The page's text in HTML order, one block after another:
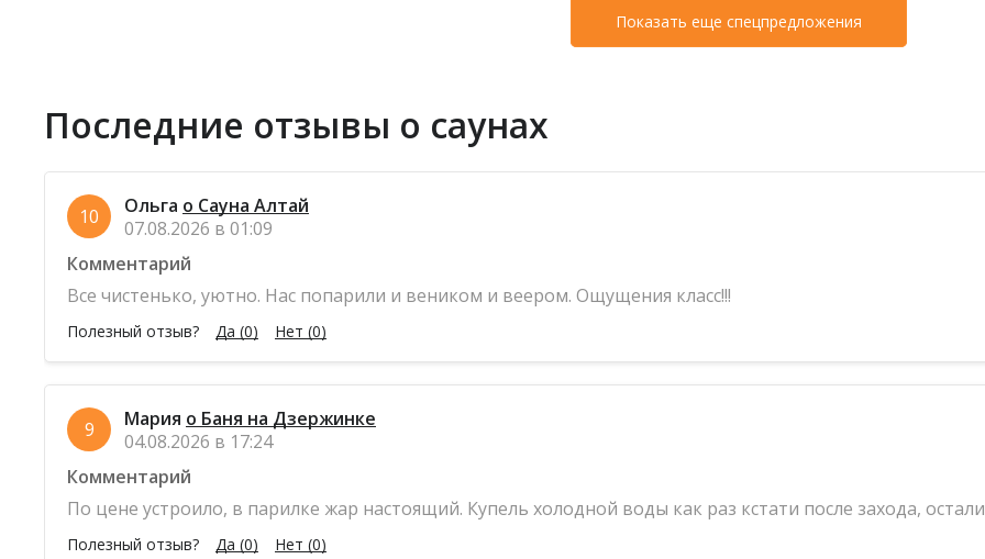
Показать еще спецпредложения
Последние отзывы о саунах
10 Ольга о Сауна Алтай
07.08.2026 в 01:09
Комментарий
Все чистенько, уютно. Нас попарили и веником и веером. Ощущения класс!!!
Полезный отзыв? Да (0) Нет (0)
9 Мария о Баня на Дзержинке
04.08.2026 в 17:24
Комментарий
По цене устроило, в парилке жар настоящий. Купель холодной воды как раз кстати после захода,
Полезный отзыв? Да (0) Нет (0)